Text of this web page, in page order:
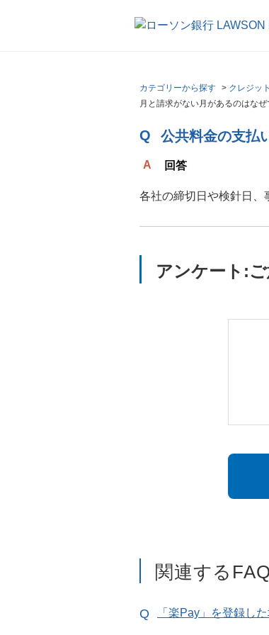
カテゴリーから探す > クレジッ
月と請求がない月があるのはなぜ
公共料金の支払
回答
各社の締切日や検針日、
アンケート:
関連するFAQ
「楽Pay」を登録し